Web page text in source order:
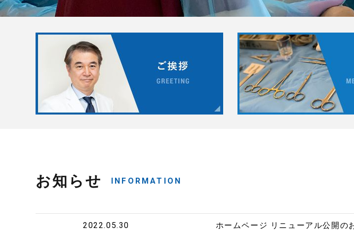
お知らせ INFORMATION
2022.05.30 ホームページ リニューアル公開の